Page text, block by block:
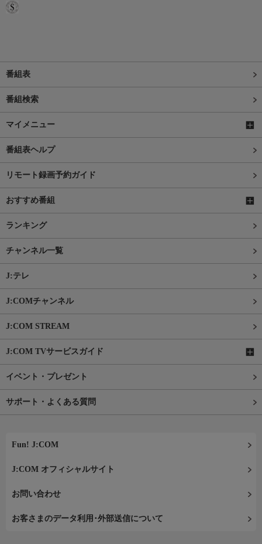
番組表
番組検索
マイメニュー
番組表ヘルプ
リモート録画予約ガイド
おすすめ番組
ランキング
チャンネル一覧
J:テレ
J:COMチャンネル
J:COM STREAM
J:COM TVサービスガイド
イベント・プレゼント
サポート・よくある質問
Fun! J:COM
J:COM オフィシャルサイト
お問い合わせ
お客さまのデータ利用･外部送信について